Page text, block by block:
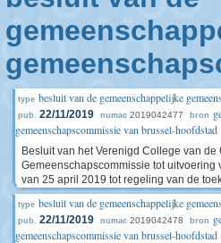
type besluit van de gemeenschappelijke
pub. 22/11/2019 numac 2019042477 bron
gemeenschapscommissie van brussel-hoofdstad
Besluit van het Verenigd College van
Gemeenschapscommissie tot
van 25 april 2019 tot regeling van de
type besluit van de gemeenschappelijke
pub. 22/11/2019 numac 2019042478 bron
gemeenschapscommissie van brussel-hoofdstad